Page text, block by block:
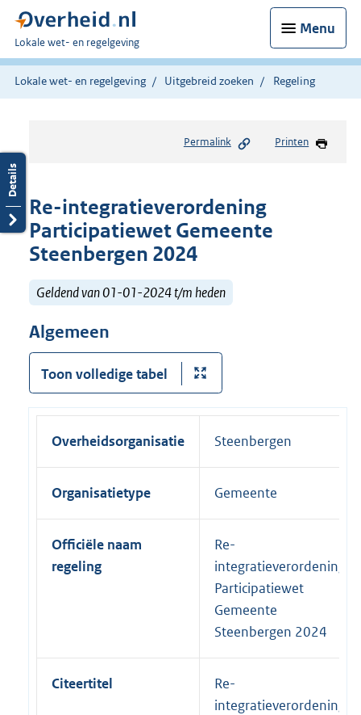
Menu
U
bent
hier:
Lokale wet- en regelgeving
Lokale wet- en regelgeving Uitgebreid zoeken Regeling
Permalink Printen
Re-integratieverordening
Participatiewet Gemeente
Steenbergen 2024
Geldend van 01-01-2024 t/m heden
Algemeen
Toon volledige tabel
Overheidsorganisatie Steenbergen
Organisatietype Gemeente
Officiële naam
regeling
Re-
integratieverordening
Participatiewet
Gemeente
Steenbergen 2024
Citeertitel
Re-
integratieverordening